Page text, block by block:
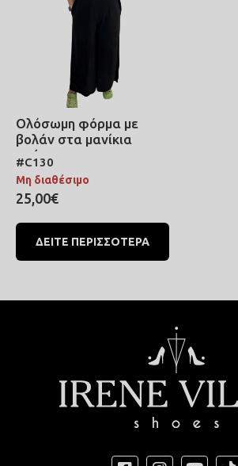
Ολόσωμη φόρμα με
βολάν στα μανίκια
μαύρο
#C130
Μη διαθέσιμο
25,00€
ΔΕΙΤΕ ΠΕΡΙΣΣΟΤΕΡΑ